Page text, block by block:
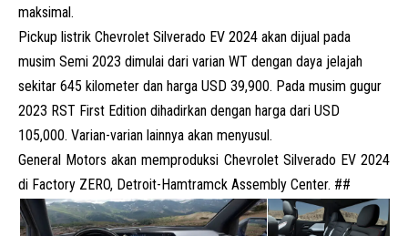
maksimal.
Pickup listrik Chevrolet Silverado EV 2024 akan dijual pada
musim Semi 2023 dimulai dari varian WT dengan daya jelajah
sekitar 645 kilometer dan harga USD 39,900. Pada musim gugur
2023 RST First Edition dihadirkan dengan harga dari USD
105,000. Varian-varian lainnya akan menyusul.
General Motors akan memproduksi ChevroletSilverado EV 2024
di Factory ZERO, Detroit-Hamtramck Assembly Center. ##